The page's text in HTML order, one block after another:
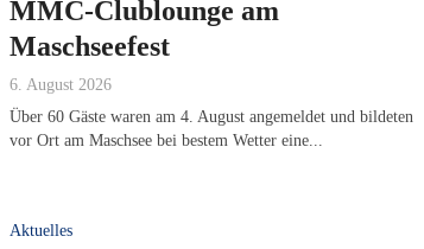
MMC‑Clublounge am
Maschseefest
6. August 2026
Über 60 Gäste waren am 4. August angemeldet und bildeten
vor Ort am Maschsee bei bestem Wetter eine...
Aktuelles